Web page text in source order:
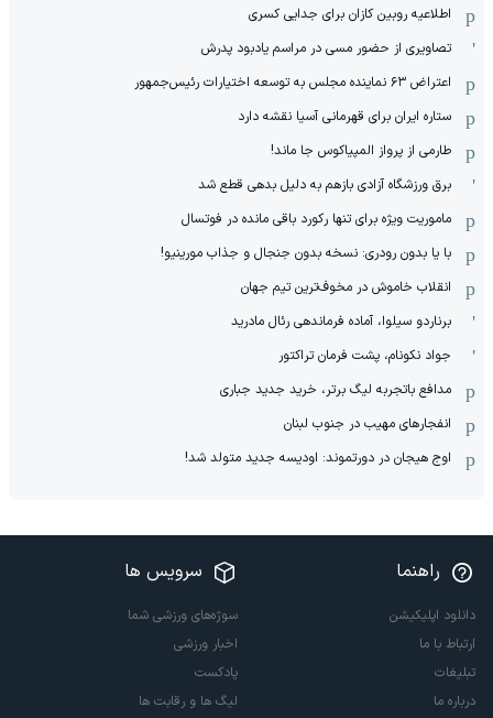
اطلاعیه روبین کازان برای جدایی کسری
تصاویری از حضور مسی در مراسم یادبود پدرش
اعتراض ۶۳ نماینده مجلس به توسعه اختیارات رئیس‌جمهور
ستاره ایران برای قهرمانی آسیا نقشه دارد
طارمی از پرواز المپیاکوس جا ماند!
برق ورزشگاه آزادی بازهم به دلیل بدهی قطع شد
ماموریت ویژه برای تنها رکورد باقی مانده در فوتسال
با یا بدون رودری: نسخه بدون جنجال و جذاب مورینیو!
انقلاب خاموش در مخوف‌‌ترین تیم جهان
برناردو سیلوا، آماده فرماندهی رئال مادرید
جواد نکونام، پشت فرمان تراکتور
مدافع باتجربه لیگ برتر، خرید جدید جباری
انفجارهای مهیب در جنوب لبنان
اوج هیجان در دورتموند: اودیسه جدید متولد شد!
راهنما
دانلود اپلیکیشن
ارتباط با ما
تبلیغات
درباره ما
سرویس ها
سوژه‌های ورزشی شما
اخبار ورزشی
پادکست
لیگ ها و رقابت ها